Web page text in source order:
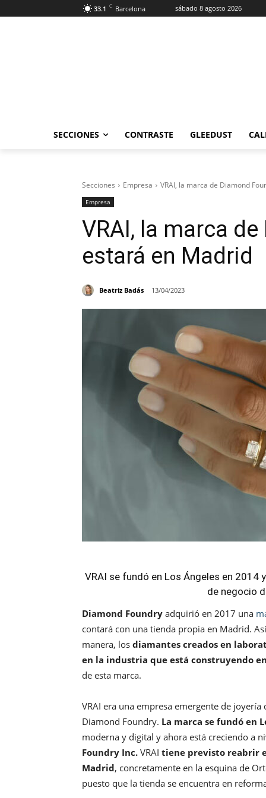
33.1 C Barcelona sábado 8 agosto 2026
SECCIONES CONTRASTE GLEEDUST
Secciones Empresa VRAI, la marca de Diamond
Empresa
VRAI, la marca
estará en Madrid
Beatriz Badás 13/04/2023
VRAI se fundó en Los Ángeles en 2014
de negocio
Diamond Foundry adquirió en 2017 una
contará con una tienda propia en Madrid.
manera, los diamantes creados en
en la industria que está construyendo
de esta marca.
VRAI era una empresa emergente de
Diamond Foundry. La marca se fundó en
moderna y digital y ahora está creciendo a
Foundry Inc. VRAI tiene previsto reabrir
Madrid, concretamente en la esquina de
puesto que la tienda se encuentra en